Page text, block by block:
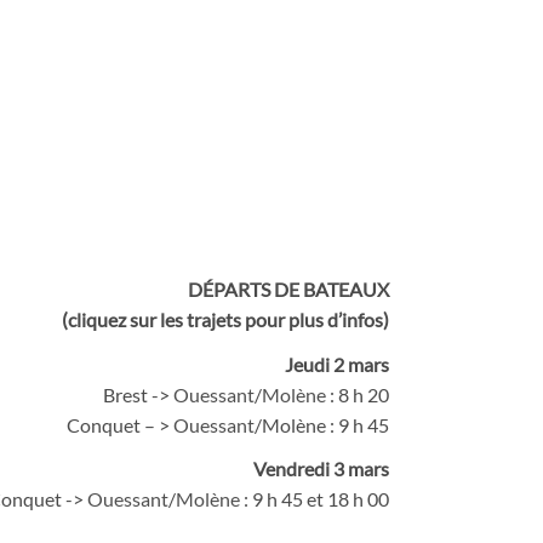
DÉPARTS DE BATEAUX
(cliquez sur les trajets pour plus d’infos)
Jeudi 2 mars
Brest -> Ouessant/Molène : 8 h 20
Conquet – > Ouessant/Molène : 9 h 45
Vendredi 3 mars
-> Ouessant/Molène : 9 h 45 et 18 h 00